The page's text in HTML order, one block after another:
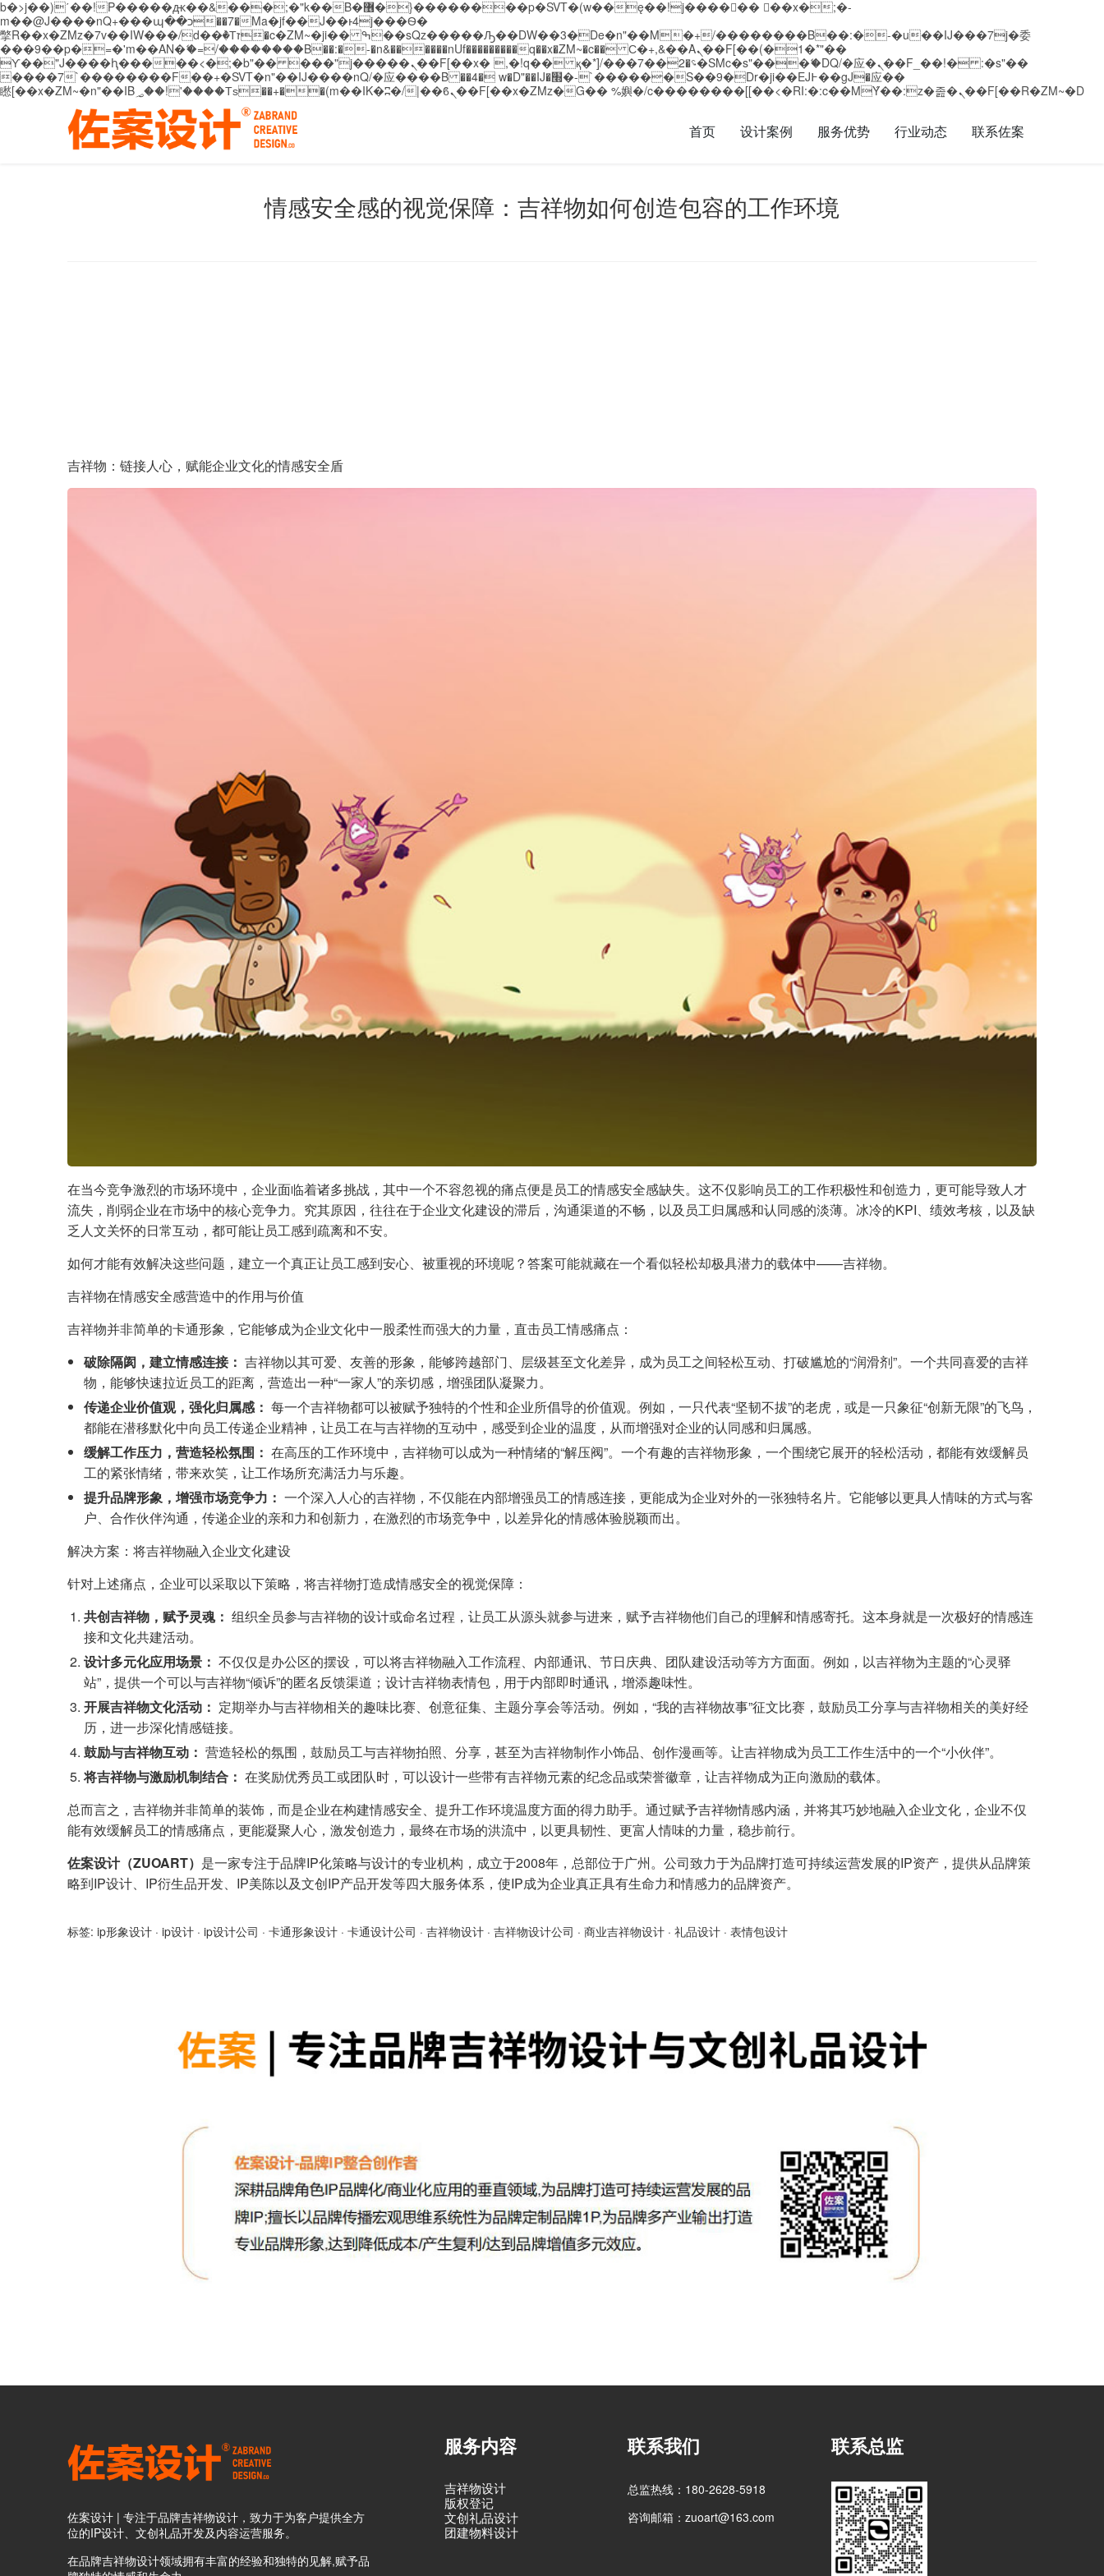
b�>j��)΄��!P�����ԫ��&���;�"k��B�޶�}��������p�SVT�(w��ę��!j������ ��x�;�-
m��@J����nQ+���պ��כ��7�Ma�jf��J��ͱ4j���Ѳ�
撆R��x�ZMz�7v��IW���/d��ٞ�Тז�c�ZM~�ji�� ߒ��sQz�����Ԡ��DW��3�De�n"��M�+/��������B��:�-�u��IJ���7j�委
���9��p�=�'m��AN�ޭ�=/��������B��:�-�n&������nUf���������q��x�ZM~�c�� Ϲ�+,&��Ὰܢ��F[��(�1�*"��
ϒ��"J����ԧ�����<�;�b"�� ���"j�����ܢ��F[��x� ,�!q�� қ�*]/���؝�2��7�SMc�s"���ޭ�DQ/�应�ܢ��F_��!� :�s"��
����7`��������F��+�SVT�n"��IJ����nQ/�应����B ��4� w�D"��IJ�׭�-`������S��9�Dr�ji��EJ߅��gJ�应��
矁[��x�ZM~�n"��IB؃��!'����Тѕ��+��(m��IK�ʭ�/|��ϐܢ��F[��x�ZMz�G�� %嬩�/c��������[[��<�RI:�:c��MΎ��:z�졾�ܢ��F[��R�ZM~�D
首页 设计案例 服务优势 行业动态 联系佐案
情感安全感的视觉保障：吉祥物如何创造包容的工作环境
吉祥物：链接人心，赋能企业文化的情感安全盾
在当今竞争激烈的市场环境中，企业面临着诸多挑战，其中一个不容忽视的痛点便是员工的情感安全感缺失。这不仅影响员工的工作积极性和创造力，更可能导致人才
流失，削弱企业在市场中的核心竞争力。究其原因，往往在于企业文化建设的滞后，沟通渠道的不畅，以及员工归属感和认同感的淡薄。冰冷的KPI、绩效考核，以及缺
乏人文关怀的日常互动，都可能让员工感到疏离和不安。
如何才能有效解决这些问题，建立一个真正让员工感到安心、被重视的环境呢？答案可能就藏在一个看似轻松却极具潜力的载体中——吉祥物。
吉祥物在情感安全感营造中的作用与价值
吉祥物并非简单的卡通形象，它能够成为企业文化中一股柔性而强大的力量，直击员工情感痛点：
破除隔阂，建立情感连接： 吉祥物以其可爱、友善的形象，能够跨越部门、层级甚至文化差异，成为员工之间轻松互动、打破尴尬的“润滑剂”。一个共同喜爱的吉祥
物，能够快速拉近员工的距离，营造出一种“一家人”的亲切感，增强团队凝聚力。
传递企业价值观，强化归属感： 每一个吉祥物都可以被赋予独特的个性和企业所倡导的价值观。例如，一只代表“坚韧不拔”的老虎，或是一只象征“创新无限”的飞鸟，
都能在潜移默化中向员工传递企业精神，让员工在与吉祥物的互动中，感受到企业的温度，从而增强对企业的认同感和归属感。
缓解工作压力，营造轻松氛围： 在高压的工作环境中，吉祥物可以成为一种情绪的“解压阀”。一个有趣的吉祥物形象，一个围绕它展开的轻松活动，都能有效缓解员
工的紧张情绪，带来欢笑，让工作场所充满活力与乐趣。
提升品牌形象，增强市场竞争力： 一个深入人心的吉祥物，不仅能在内部增强员工的情感连接，更能成为企业对外的一张独特名片。它能够以更具人情味的方式与客
户、合作伙伴沟通，传递企业的亲和力和创新力，在激烈的市场竞争中，以差异化的情感体验脱颖而出。
解决方案：将吉祥物融入企业文化建设
针对上述痛点，企业可以采取以下策略，将吉祥物打造成情感安全的视觉保障：
共创吉祥物，赋予灵魂： 组织全员参与吉祥物的设计或命名过程，让员工从源头就参与进来，赋予吉祥物他们自己的理解和情感寄托。这本身就是一次极好的情感连
接和文化共建活动。
设计多元化应用场景： 不仅仅是办公区的摆设，可以将吉祥物融入工作流程、内部通讯、节日庆典、团队建设活动等方方面面。例如，以吉祥物为主题的“心灵驿
站”，提供一个可以与吉祥物“倾诉”的匿名反馈渠道；设计吉祥物表情包，用于内部即时通讯，增添趣味性。
开展吉祥物文化活动： 定期举办与吉祥物相关的趣味比赛、创意征集、主题分享会等活动。例如，“我的吉祥物故事”征文比赛，鼓励员工分享与吉祥物相关的美好经
历，进一步深化情感链接。
鼓励与吉祥物互动： 营造轻松的氛围，鼓励员工与吉祥物拍照、分享，甚至为吉祥物制作小饰品、创作漫画等。让吉祥物成为员工工作生活中的一个“小伙伴”。
将吉祥物与激励机制结合： 在奖励优秀员工或团队时，可以设计一些带有吉祥物元素的纪念品或荣誉徽章，让吉祥物成为正向激励的载体。
总而言之，吉祥物并非简单的装饰，而是企业在构建情感安全、提升工作环境温度方面的得力助手。通过赋予吉祥物情感内涵，并将其巧妙地融入企业文化，企业不仅
能有效缓解员工的情感痛点，更能凝聚人心，激发创造力，最终在市场的洪流中，以更具韧性、更富人情味的力量，稳步前行。
佐案设计（ZUOART） 是一家专注于品牌IP化策略与设计的专业机构，成立于2008年，总部位于广州。公司致力于为品牌打造可持续运营发展的IP资产，提供从品牌策
略到IP设计、IP衍生品开发、IP美陈以及文创IP产品开发等四大服务体系，使IP成为企业真正具有生命力和情感力的品牌资产。
标签: ip形象设计 · ip设计 · ip设计公司 · 卡通形象设计 · 卡通设计公司 · 吉祥物设计 · 吉祥物设计公司 · 商业吉祥物设计 · 礼品设计 · 表情包设计
佐案设计 | 专注于品牌吉祥物设计，致力于为客户提供全方
位的IP设计、文创礼品开发及内容运营服务。
在品牌吉祥物设计领域拥有丰富的经验和独特的见解,赋予品
服务内容
吉祥物设计
版权登记
文创礼品设计
团建物料设计
联系我们
总监热线：180-2628-5918
咨询邮箱：zuoart@163.com
联系总监